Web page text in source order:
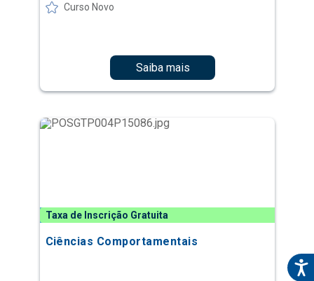
Curso Novo
Saiba mais
Taxa de Inscrição Gratuita
Ciências Comportamentais